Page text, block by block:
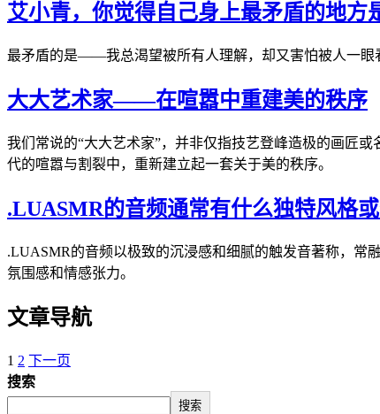
艾小青，你觉得自己身上最矛盾的地方
最矛盾的是——我总渴望被所有人理解，却又害怕被人一眼
大大艺术家——在喧嚣中重建美的秩序
我们常说的“大大艺术家”，并非仅指技艺登峰造极的画匠
代的喧嚣与割裂中，重新建立起一套关于美的秩序。
.LUASMR的音频通常有什么独特风格或
.LUASMR的音频以极致的沉浸感和细腻的触发音著称，常
氛围感和情感张力。
文章导航
1 2 下一页
搜索
搜索